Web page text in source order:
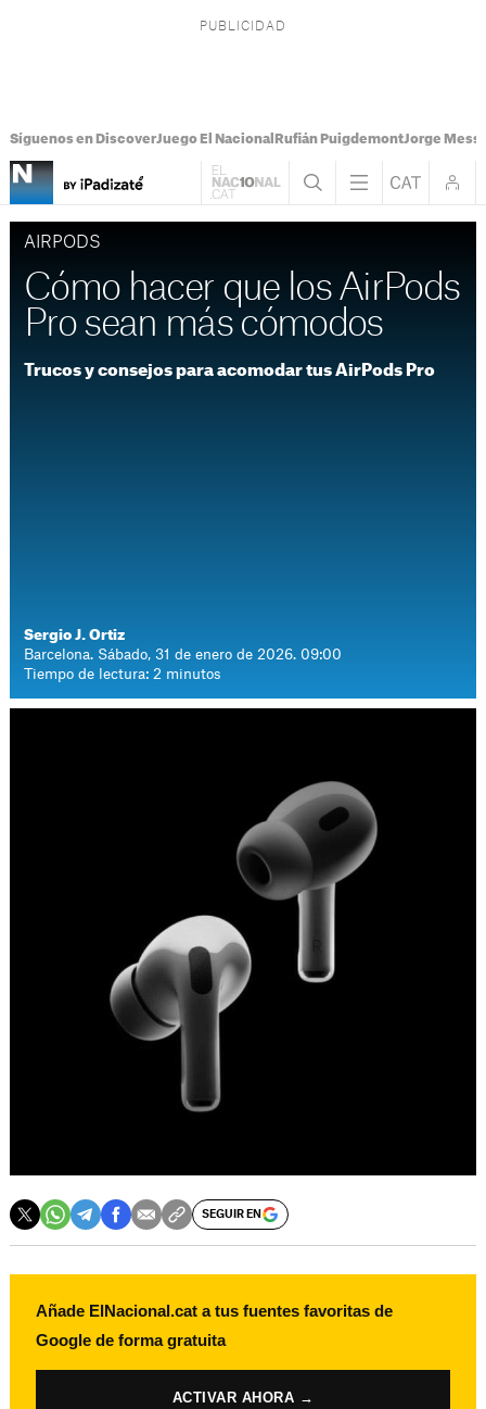
Síguenos en DiscoverJuego El Nacional Rufián PuigdemontJorge Messi
AIRPODS
Cómo hacer que los AirPods
Pro sean más cómodos
Trucos y consejos para acomodar tus AirPods Pro
Sergio J. Ortiz
Barcelona. Sábado, 31 de enero de 2026. 09:00
Tiempo de lectura: 2 minutos
SEGUIR EN
Añade ElNacional.cat a tus fuentes favoritas de
Google de forma gratuita
ACTIVAR AHORA →